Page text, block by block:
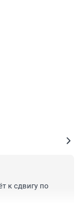
к сдвигу по